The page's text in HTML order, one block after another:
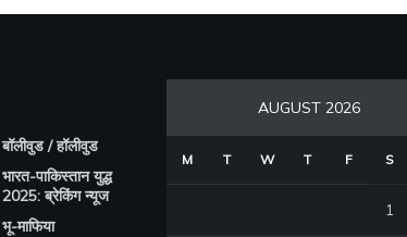
बॉलीवुड / हॉलीवुड
भारत-पाकिस्तान युद्ध
2025: ब्रेकिंग न्यूज
भू-माफिया
AUGUST 2026
M T W T F S
1